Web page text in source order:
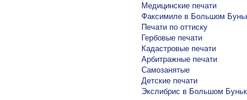
Медицинские печати
Факсимиле в Большом
Печати по оттиску
Гербовые печати
Кадастровые печати
Арбитражные печати
Самозанятые
Детские печати
Экслибрис в Большом